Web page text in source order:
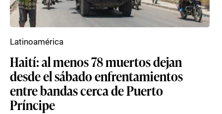
Haití: al menos 78 muertos dejan
desde el sábado enfrentamientos
entre bandas cerca de Puerto
Príncipe
Latinoamérica